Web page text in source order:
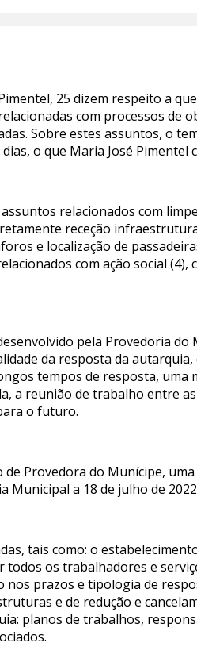
25 dizem respeito a
com processos de
Sobre estes assuntos, o
o que Maria José Pimentel
relacionados com
receção
e localização de
com ação social
pela Provedoria do
da resposta da
tempos de resposta, uma
a reunião de trabalho entre
o futuro.
Provedora do Munícipe,
Municipal a 18 de julho de
tais como: o
os trabalhadores e
nos prazos e tipologia de
e de redução e
planos de trabalhos,